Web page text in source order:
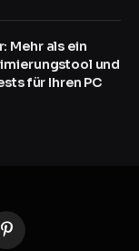
Mehr als ein
und
für Ihren PC
Pinterest